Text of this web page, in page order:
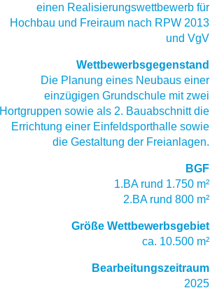
einen Realisierungswettbewerb für
Hochbau und Freiraum nach RPW 2013
und VgV
Wettbewerbsgegenstand
Die Planung eines Neubaus einer
einzügigen Grundschule mit zwei
Hortgruppen sowie als 2. Bauabschnitt die
Errichtung einer Einfeldsporthalle sowie
die Gestaltung der Freianlagen.
BGF
1.BA rund 1.750 m²
2.BA rund 800 m²
Größe Wettbewerbsgebiet
ca. 10.500 m²
Bearbeitungszeitraum
2025